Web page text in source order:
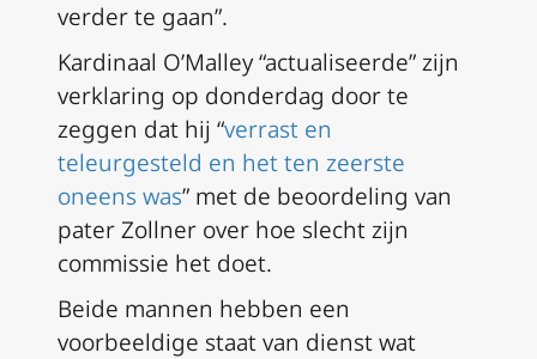
verder te gaan”.
Kardinaal O’Malley “actualiseerde” zijn
verklaring op donderdag door te
zeggen dat hij “verrast en
teleurgesteld en het ten zeerste
oneens was” met de beoordeling van
pater Zollner over hoe slecht zijn
commissie het doet.
Beide mannen hebben een
voorbeeldige staat van dienst wat